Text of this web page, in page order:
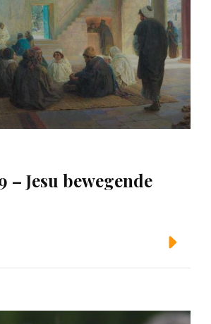
– Jesu bewegende